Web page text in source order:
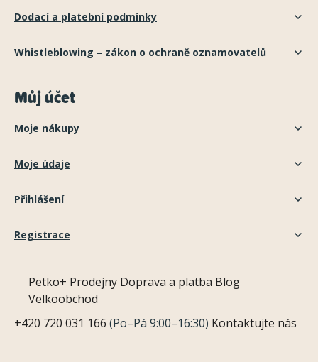
Dodací a platební podmínky
Whistleblowing – zákon o ochraně oznamovatelů
Můj účet
Moje nákupy
Moje údaje
Přihlášení
Registrace
Petko+ Prodejny Doprava a platba Blog
Velkoobchod
+420 720 031 166 (Po–Pá 9:00–16:30) Kontaktujte nás